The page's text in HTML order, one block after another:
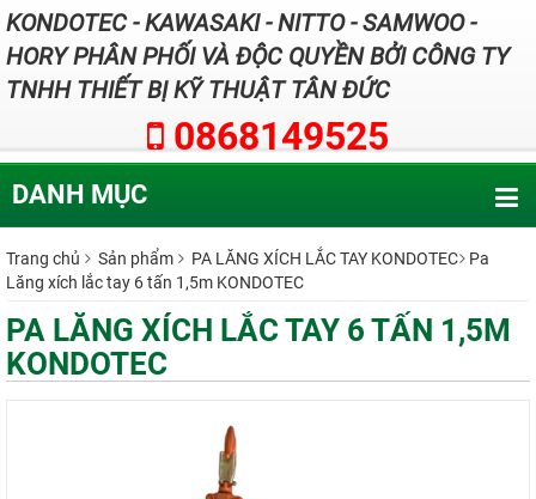
KONDOTEC - KAWASAKI - NITTO - SAMWOO -
HORY PHÂN PHỐI VÀ ĐỘC QUYỀN BỞI CÔNG TY
TNHH THIẾT BỊ KỸ THUẬT TÂN ĐỨC
0868149525
DANH MỤC
Trang chủ Sản phẩm PA LĂNG XÍCH LẮC TAY KONDOTEC
Pa
Lăng xích lắc tay 6 tấn 1,5m KONDOTEC
PA LĂNG XÍCH LẮC TAY 6 TẤN 1,5M
KONDOTEC